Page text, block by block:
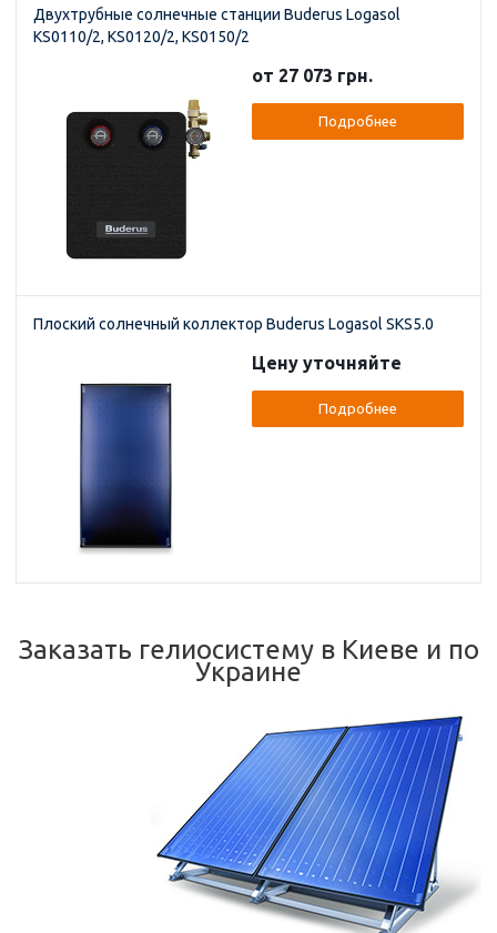
Двухтрубные солнечные станции Buderus Logasol
KS0110/2, KS0120/2, KS0150/2
от 27 073 грн.
Подробнее
Плоский солнечный коллектор Buderus Logasol SKS5.0
Цену уточняйте
Подробнее
Заказать гелиосистему в Киеве и по
Украине